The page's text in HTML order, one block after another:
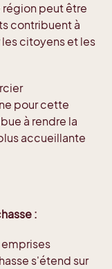
peut être
contribuent à
citoyens et les
pour cette
à rendre la
accueillante
:
s'étend sur